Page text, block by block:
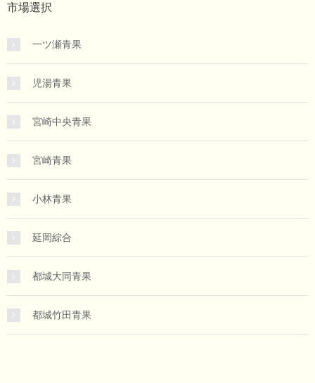
市場選択
一ツ瀬青果
児湯青果
宮崎中央青果
宮崎青果
小林青果
延岡綜合
都城大同青果
都城竹田青果